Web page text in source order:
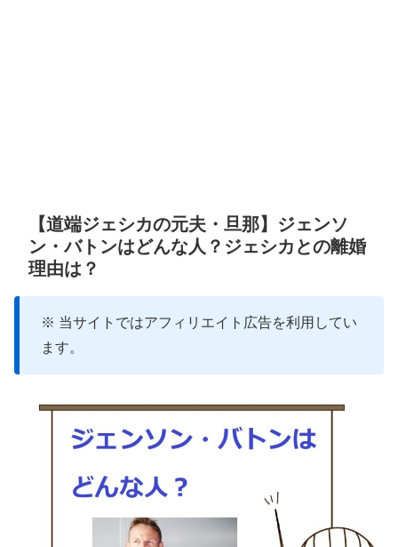
【道端ジェシカの元夫・旦那】ジェンソ
ン・バトンはどんな人？ジェシカとの離婚
理由は？
※ 当サイトではアフィリエイト広告を利用してい
ます。